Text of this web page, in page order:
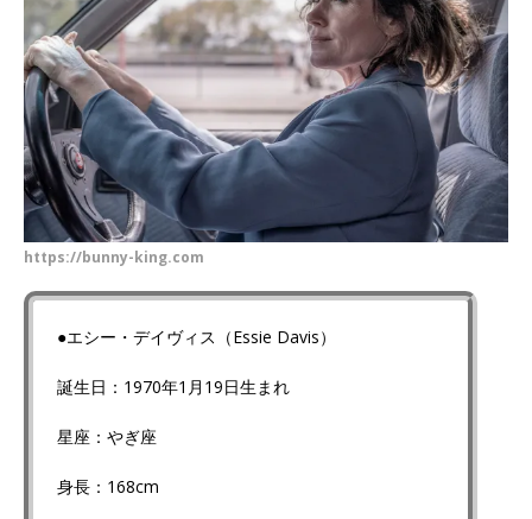
https://bunny-king.com
●エシー・デイヴィス（Essie Davis）
誕生日：1970年1月19日生まれ
星座：やぎ座
身長：168cm